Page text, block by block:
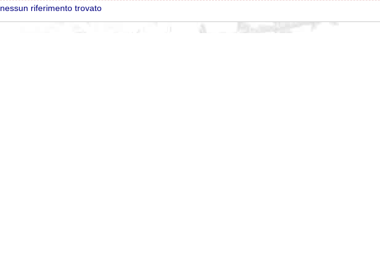
nessun riferimento trovato